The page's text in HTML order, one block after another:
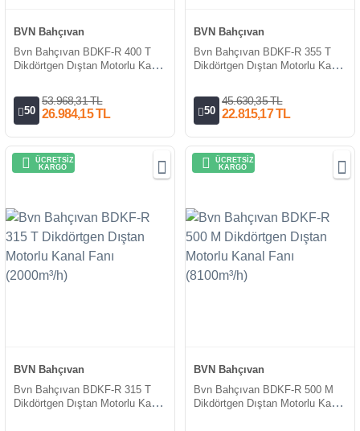
BVN Bahçıvan
Bvn Bahçıvan BDKF-R 400 T
Dikdörtgen Dıştan Motorlu Kanal
50
53.968,31 TL
26.984,15 TL
BVN Bahçıvan
Bvn Bahçıvan BDKF-R 355 T
Dikdörtgen Dıştan Motorlu Kanal
50
45.630,35 TL
22.815,17 TL
ÜCRETSİZ
KARGO
BVN Bahçıvan
Bvn Bahçıvan BDKF-R 315 T
Dikdörtgen Dıştan Motorlu Kanal
ÜCRETSİZ
KARGO
BVN Bahçıvan
Bvn Bahçıvan BDKF-R 500 M
Dikdörtgen Dıştan Motorlu Kanal